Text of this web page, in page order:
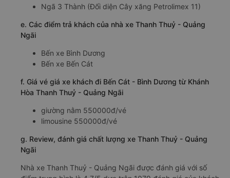
Nhà xe đang từng bước hoàn thiện chất lượng dịch vụ.
kiến, đón/trả khách đúng địa điểm hẹn trước,... Mang đến
cho khách hàng những hành trình trọn vẹn nhất
b. Hình ảnh xe Thanh Thuỷ - Quảng Ngãi
c. Lộ trình, giờ khởi hành và giờ kết thúc của xe khách
Thanh Thuỷ - Quảng Ngãi
Giờ xuất phát ở Khánh Hòa: 02:00, 02:45
Giờ đến nơi ở Bến Cát - Bình Dương: 11:42, 12:27
Thời gian chạy từ Khánh Hòa đi Bến Cát - Bình
d. Các điểm đón khách của nhà xe Thanh Thuỷ - Quảng